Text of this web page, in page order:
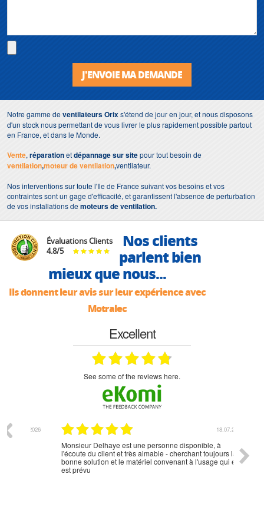
J'ENVOIE MA DEMANDE
Notre gamme deventilateursOrixs'étend de jour en jour, et nous disposons
d'un stock nous permettant de vous livrer le plus rapidement possible partout
en France, et dans le Monde.
Vente, réparationetdépannage sur sitepour tout besoin de
ventilation,moteur de ventilation,ventilateur.
Nos interventions sur toute l'Ile de France suivant vos besoins et vos
contraintes sont un gage d'efficacité, et garantissent l'absence de perturbation
de vos installations demoteurs de ventilation.
Évaluations Clients
4.8/5
Nos clients
parlent bien
mieux que nous...
Ils donnent leur avis sur leur expérience avec
Motralec
Excellent
see some of the reviews here.
18.07.2026
Monsieur Delhaye est une personne disponible, à
l'écoute du client et très aimable - cherchant toujours la
bonne solution et le matériel convenant à l'usage qui en
est prévu